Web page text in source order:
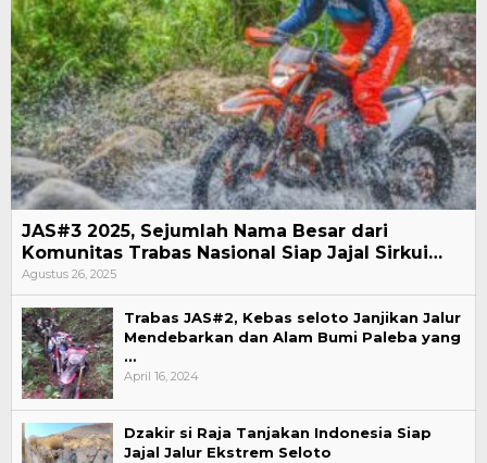
JAS#3 2025, Sejumlah Nama Besar dari
Komunitas Trabas Nasional Siap Jajal Sirkui…
Agustus 26, 2025
Trabas JAS#2, Kebas seloto Janjikan Jalur
Mendebarkan dan Alam Bumi Paleba yang
…
April 16, 2024
Dzakir si Raja Tanjakan Indonesia Siap
Jajal Jalur Ekstrem Seloto